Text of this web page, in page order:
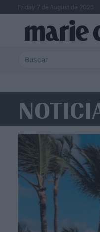
Friday 7 de August de 2026